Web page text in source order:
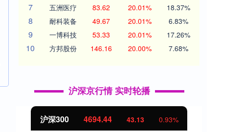
7 五洲医疗 83.62 20.01% 18.37%
8 耐科装备 49.67 20.01% 6.83%
9 一博科技 53.33 20.01% 17.26%
10 方邦股份 146.16 20.00% 7.68%
沪深京行情 实时轮播
北证50 1134.24 11.37 1.01%